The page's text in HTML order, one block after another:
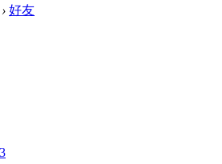
› 好友